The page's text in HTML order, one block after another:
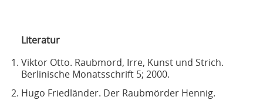
Literatur
Viktor Otto. Raubmord, Irre, Kunst und Strich.
Berlinische Monatsschrift 5; 2000.
Hugo Friedländer. Der Raubmörder Hennig.